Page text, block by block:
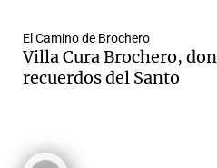
El Camino de Brochero
Villa Cura Brochero,
recuerdos del Santo